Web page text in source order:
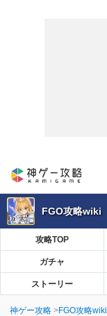
FGO攻略wiki
攻略TOP
ガチャ
ストーリー
神ゲー攻略 FGO攻略wiki